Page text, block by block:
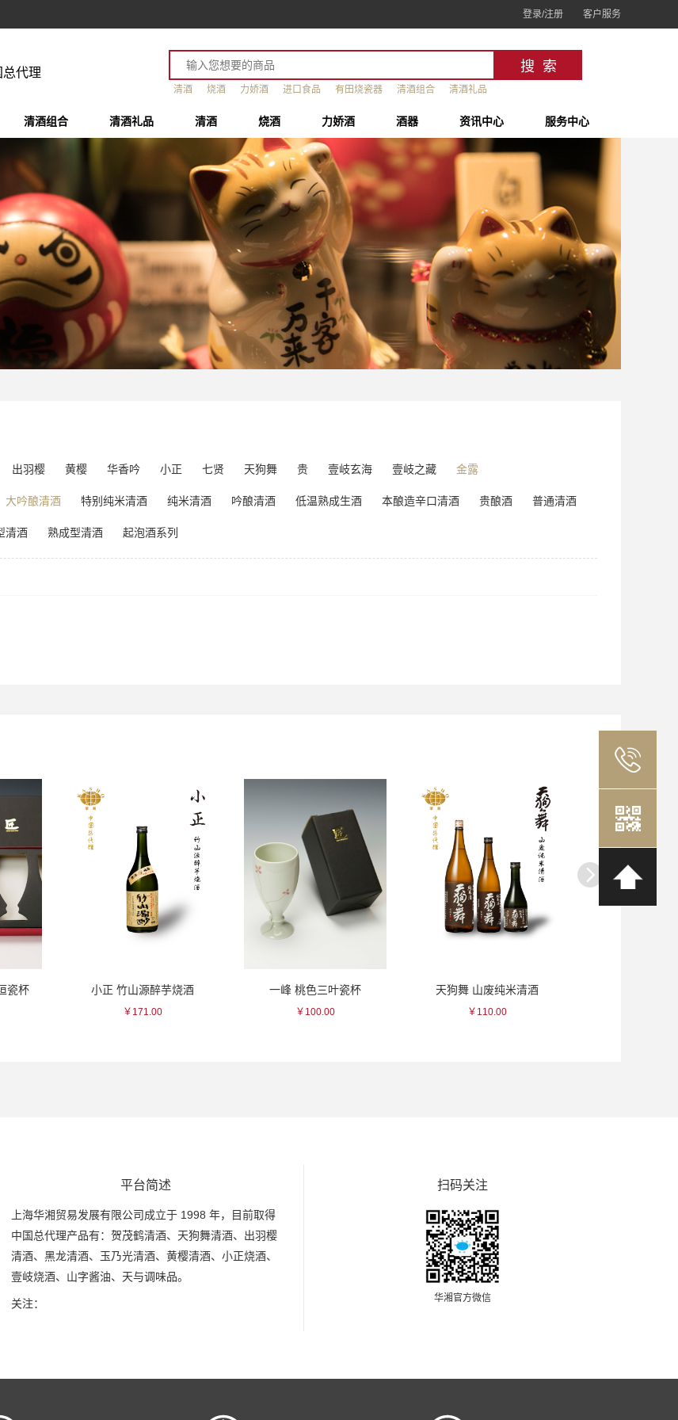
登录/注册 客户服务
代理
清酒 烧酒 力娇酒 进口食品 有田烧瓷器 清酒组合 清酒礼品
清酒组合 清酒礼品 清酒 烧酒 力娇酒 酒器 资讯中心 服务中心
出羽樱 黄樱 华香吟 小正 七贤 天狗舞 贵 壹岐玄海 壹岐之藏 金露
大吟酿清酒 特别纯米清酒 纯米清酒 吟酿清酒 低温熟成生酒 本酿造辛口清酒 贵酿酒 普通清酒
清酒 熟成型清酒 起泡酒系列
瓷杯 小正 竹山源醉芋烧酒
￥171.00
一峰 桃色三叶瓷杯
￥100.00
天狗舞 山废纯米清酒
￥110.00
平台简述
上海华湘贸易发展有限公司成立于 1998 年，目前取得
中国总代理产品有：贺茂鹤清酒、天狗舞清酒、出羽樱
清酒、黑龙清酒、玉乃光清酒、黄樱清酒、小正烧酒、
壹岐烧酒、山字酱油、天与调味品。
关注：
扫码关注
华湘官方微信